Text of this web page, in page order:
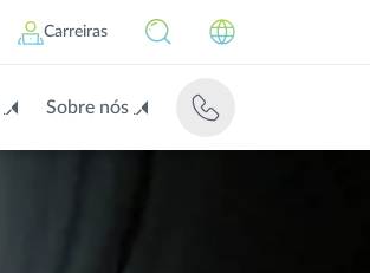
Carreiras
Sobre nós